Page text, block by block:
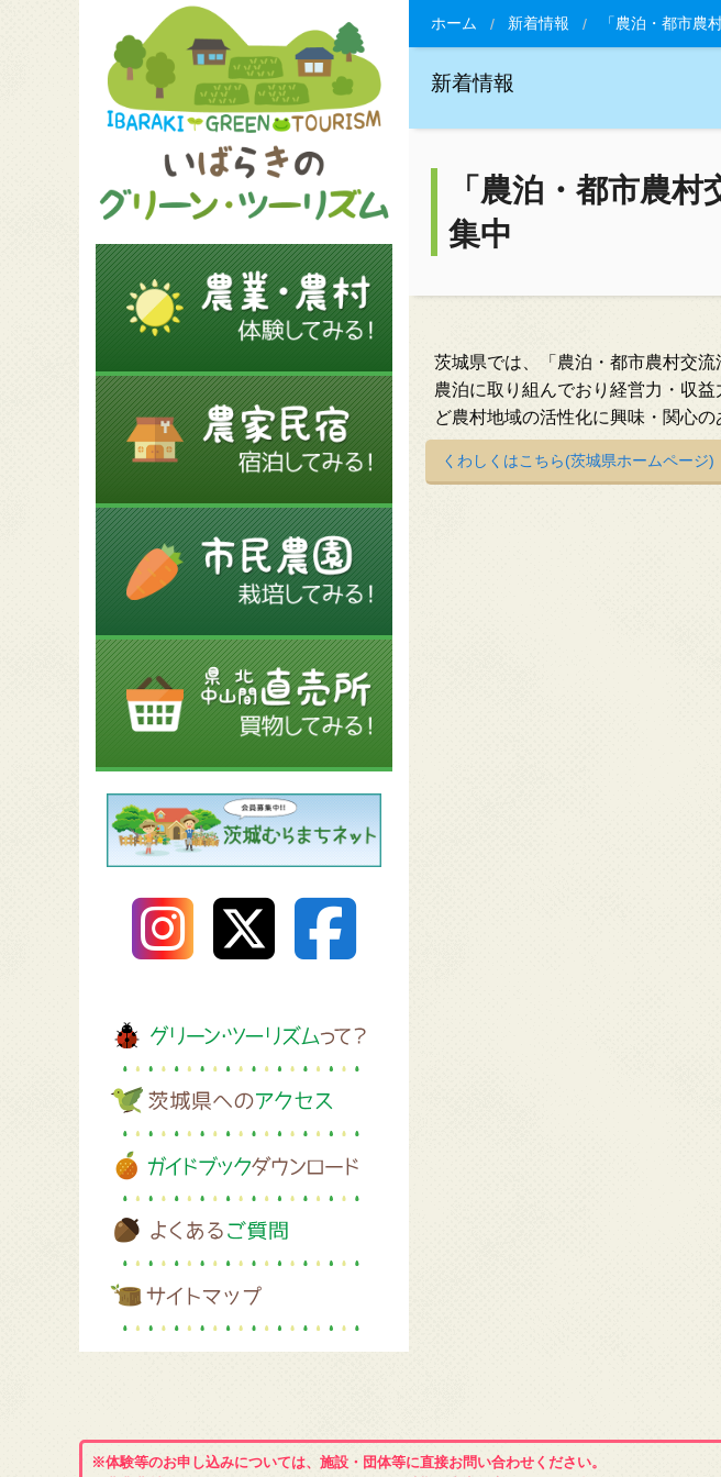
ホーム 新着情報 「農泊・都市農
新着情報
「農泊・都市農
集中
茨城県では、「農泊・都市農村交流
農泊に取り組んでおり経営力・収
ど農村地域の活性化に興味・関心
くわしくはこちら(茨城県ホームページ)
※体験等のお申し込みについては、施設・団体等に直接お問い合わせください。